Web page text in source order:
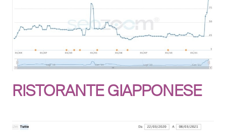
RISTORANTE GIAPPONESE